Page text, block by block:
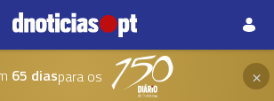
65 diaspara os ×